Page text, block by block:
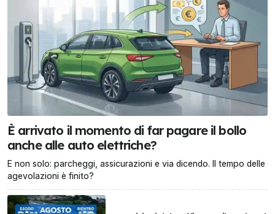
È arrivato il momento di far pagare il bollo
anche alle auto elettriche?
E non solo: parcheggi, assicurazioni e via dicendo. Il tempo delle
agevolazioni è finito?